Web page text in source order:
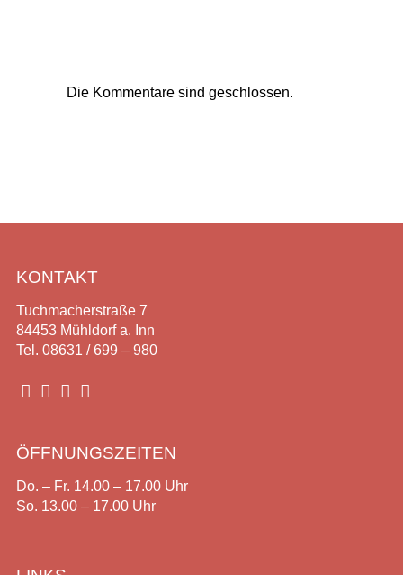
Die Kommentare sind geschlossen.
KONTAKT
Tuchmacherstraße 7
84453 Mühldorf a. Inn
Tel. 08631 / 699 – 980
   
ÖFFNUNGSZEITEN
Do. – Fr. 14.00 – 17.00 Uhr
So. 13.00 – 17.00 Uhr